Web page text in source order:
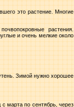
это растение. Многие
растения.
и очень мелкие около
Зимой нужно хорошее
марта по сентябрь, через